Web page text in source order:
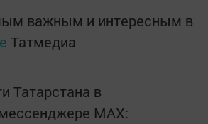
важным и интересным в
Татмедиа
Татарстана в
MАХ: